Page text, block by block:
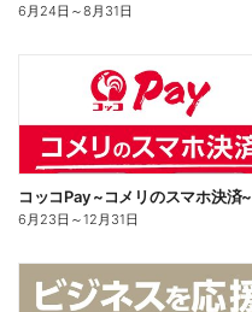
6月24日 ～8月31日
コッコPay ~コメリのスマホ決済~
6月23日 ～12月31日